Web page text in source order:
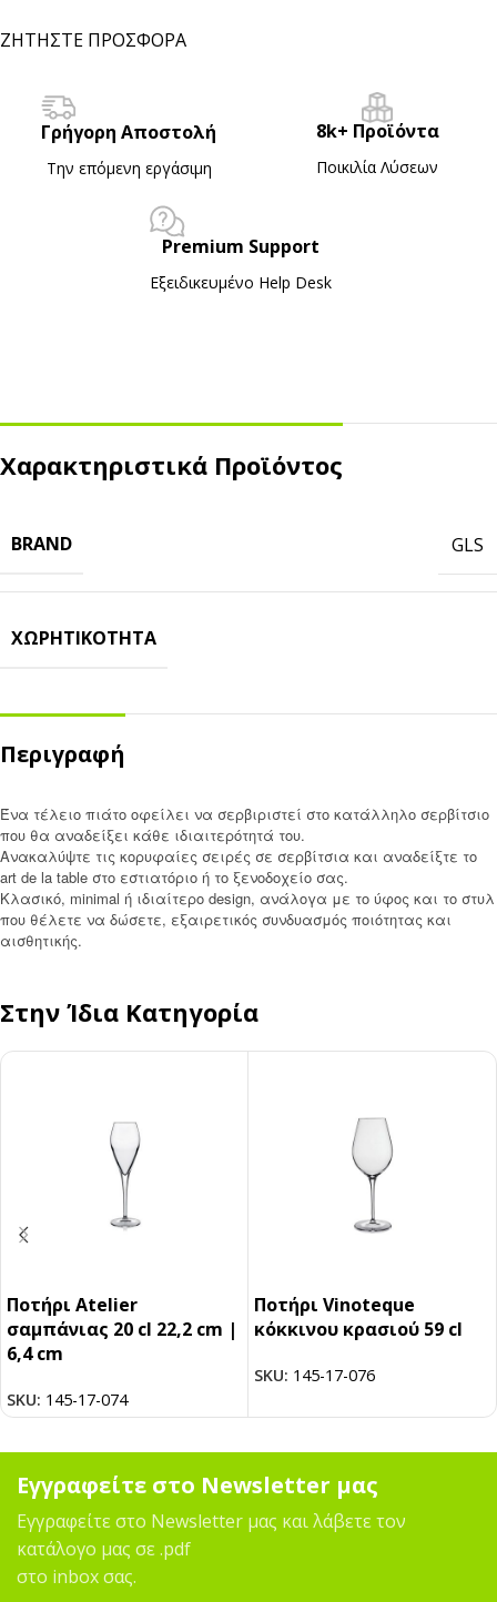
ΖΗΤΗΣΤΕ ΠΡΟΣΦΟΡΑ
Γρήγορη Αποστολή
Την επόμενη εργάσιμη
8k+ Προϊόντα
Ποικιλία Λύσεων
Premium Support
Εξειδικευμένο Ηelp Desk
Χαρακτηριστικά Προϊόντος
BRAND GLS
ΧΩΡΗΤΙΚΌΤΗΤΑ
Περιγραφή
Ένα τέλειο πιάτο οφείλει να σερβιριστεί στο κατάλληλο σερβίτσιο
που θα αναδείξει κάθε ιδιαιτερότητά του.
Ανακαλύψτε τις κορυφαίες σειρές σε σερβίτσια και αναδείξτε το
art de la table στο εστιατόριο ή το ξενοδοχείο σας.
Κλασικό, minimal ή ιδιαίτερο design, ανάλογα με το ύφος και το στυλ
που θέλετε να δώσετε, εξαιρετικός συνδυασμός ποιότητας και
αισθητικής.
Στην Ίδια Κατηγορία
Ποτήρι Atelier
σαμπάνιας 20 cl 22,2 cm |
6,4 cm
SKU: 145-17-074
Ποτήρι Vinoteque
κόκκινου κρασιού 59 cl
SKU: 145-17-076
Εγγραφείτε στο Newsletter μας
Εγγραφείτε στο Newsletter μας και λάβετε τον
κατάλογο μας σε .pdf
στο inbox σας.